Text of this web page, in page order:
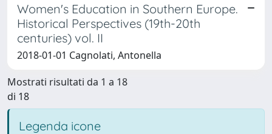
Women's Education in Southern Europe.
Historical Perspectives (19th-20th
centuries) vol. II
2018-01-01 Cagnolati, Antonella
Mostrati risultati da 1 a 18
di 18
Legenda icone